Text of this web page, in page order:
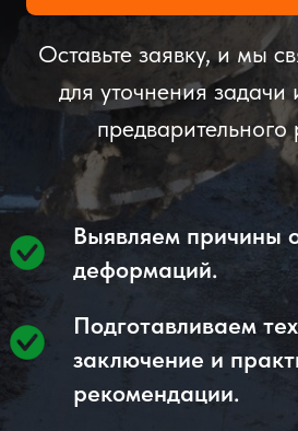
Подготавливаем техническое
заключение и практические
рекомендации.
Выполняем расчётное
обоснование инженерных
решений.
Подбираем технологию и
материалы под условия объекта
и задачу заказчика.
Когда требуется
проектирование